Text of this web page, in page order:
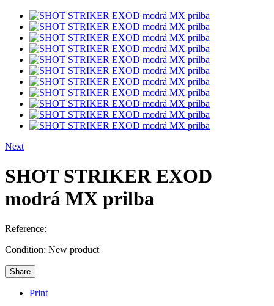
Next
SHOT STRIKER EXOD
modrá MX prilba
Reference:
Condition: New product
Share
Print